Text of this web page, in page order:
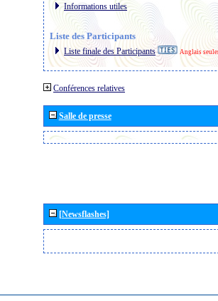
Informations utiles
Liste des Participants
Liste finale des Participants Anglais
Conférences relatives
Salle de presse
[Newsflashes]